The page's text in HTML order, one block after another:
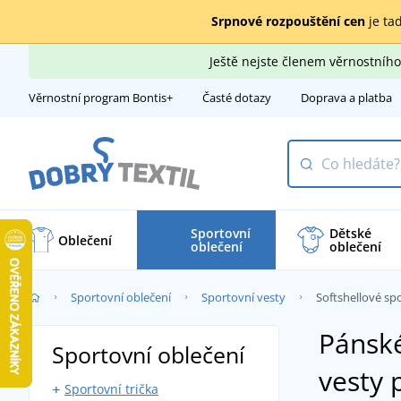
Srpnové rozpouštění cenje
Ještě nejste členem
Věrnostní program Bontis+ Časté dotazy Doprava a platba
Oblečení Sportovní
oblečení
Dětské
oblečení
Sportovní oblečení Sportovní vesty Softshellové
vesty
Sportovní oblečení
Sportovní trička